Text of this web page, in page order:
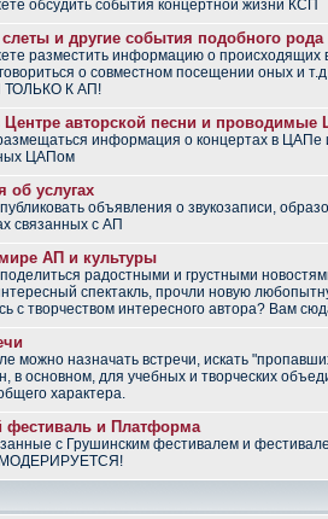
обсудить события концертной жизни КСП
и другие события подобного рода
разместить информацию о
о совместном посещении оных и
К АП!
Центре авторской песни и
информация о концертах в ЦАПе
ЦАПом
об услугах
объявления о звукозаписи,
связанных с АП
АП и культуры
радостными и грустными
спектакль, прочли новую
с творчеством интересного автора? Вам
можно назначать встречи, искать
в основном, для учебных и творческих
характера.
фестиваль и Платформа
с Грушинским фестивалем и